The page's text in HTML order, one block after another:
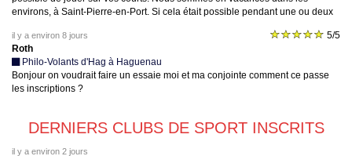
environs, à Saint-Pierre-en-Port. Si cela était possible pendant une ou deux
toutefois louer des raquettes et des balles. Nous avons hâte d'avoir de vos
nouvelles ! Cordialement, Eva Taylor
il y a environ 8 jours
5/5
Roth
Philo-Volants d'Hag à Haguenau
Bonjour on voudrait faire un essaie moi et ma conjointe comment ce passe
les inscriptions ?
DERNIERS CLUBS DE SPORT INSCRITS
il y a environ 2 jours